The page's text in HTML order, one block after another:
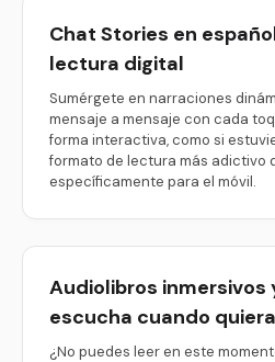
Chat Stories en
lectura digital
Sumérgete en narraciones
mensaje a mensaje con cada
forma interactiva, como si
formato de lectura más adictivo
específicamente para el móvil.
Audiolibros inmersivos
escucha cuando
¿No puedes leer en este